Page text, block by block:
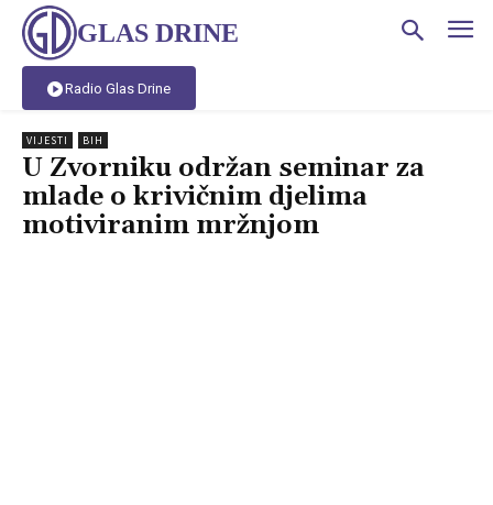
GLAS DRINE
Radio Glas Drine
VIJESTI BIH
U Zvorniku održan seminar za
mlade o krivičnim djelima
motiviranim mržnjom